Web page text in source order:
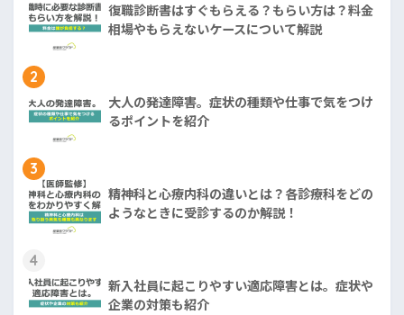
復職診断書はすぐもらえる？もらい方は？料金
相場やもらえないケースについて解説
2
大人の発達障害。症状の種類や仕事で気をつけ
るポイントを紹介
3
精神科と心療内科の違いとは？各診療科をどの
ようなときに受診するのか解説！
4
新入社員に起こりやすい適応障害とは。症状や
企業の対策も紹介